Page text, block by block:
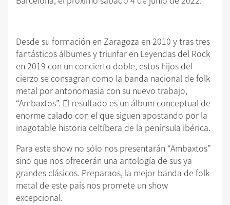
Desde su formación en Zaragoza en 2010 y tras tres
fantásticos álbumes y triunfar en Leyendas del Rock
en 2019 con un concierto doble, estos hijos del
cierzo se consagran como la banda nacional de folk
metal por antonomasia con su nuevo trabajo,
“Ambaxtos”. El resultado es un álbum conceptual de
enorme calado con el que siguen apostando por la
inagotable historia celtíbera de la península ibérica.
Para este show no sólo nos presentarán “Ambaxtos”
sino que nos ofrecerán una antología de sus ya
grandes clásicos. Preparaos, la mejor banda de folk
metal de este país nos promete un show
excepcional.